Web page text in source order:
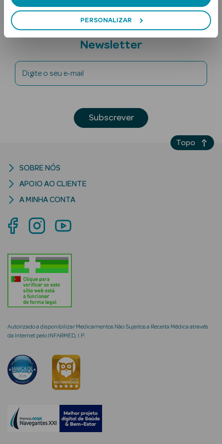
PERSONALIZAR
Lábios
Solares Bebé e
Rosto e
Cosmética
Rosto
Hidratantes
Séruns Faciais
Anti-
Subscreva a
Newsletter
Digite o seu e-mail
Subscrever
Autorizado a disponibilizar Medicamentos Não Sujeitos a Receita Médica através
da Internet pelo INFARMED, I.P.
SOBRE NÓS
APOIO AO CLIENTE
A MINHA CONTA
Topo